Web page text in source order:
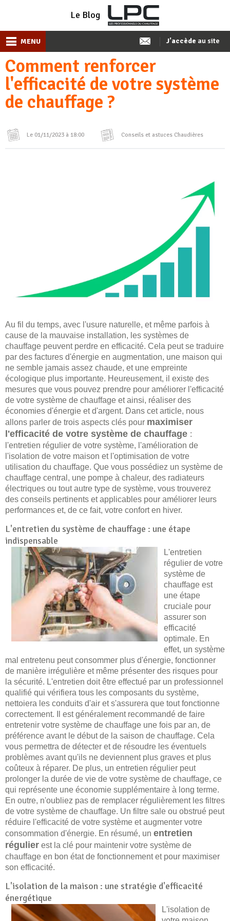
Le Blog
MENU J'accède au site
Comment renforcer
l'efficacité de votre système
de chauffage ?
Le 01/11/2023 à 18:00 Conseils et astuces Chaudières
Au fil du temps, avec l'usure naturelle, et même parfois à
cause de la mauvaise installation, les systèmes de
chauffage peuvent perdre en efficacité. Cela peut se traduire
par des factures d'énergie en augmentation, une maison qui
ne semble jamais assez chaude, et une empreinte
écologique plus importante. Heureusement, il existe des
mesures que vous pouvez prendre pour améliorer l'efficacité
de votre système de chauffage et ainsi, réaliser des
économies d'énergie et d'argent. Dans cet article, nous
allons parler de trois aspects clés pour maximiser
l'efficacité de votre système de chauffage :
l'entretien régulier de votre système, l'amélioration de
l'isolation de votre maison et l'optimisation de votre
utilisation du chauffage. Que vous possédiez un système de
chauffage central, une pompe à chaleur, des radiateurs
électriques ou tout autre type de système, vous trouverez
des conseils pertinents et applicables pour améliorer leurs
performances et, de ce fait, votre confort en hiver.
L'entretien du système de chauffage : une étape
indispensable
L'entretien
régulier de votre
système de
chauffage est
une étape
cruciale pour
assurer son
efficacité
optimale. En
effet, un système
mal entretenu peut consommer plus d'énergie, fonctionner
de manière irrégulière et même présenter des risques pour
la sécurité. L'entretien doit être effectué par un professionnel
qualifié qui vérifiera tous les composants du système,
nettoiera les conduits d'air et s'assurera que tout fonctionne
correctement. Il est généralement recommandé de faire
entretenir votre système de chauffage une fois par an, de
préférence avant le début de la saison de chauffage. Cela
vous permettra de détecter et de résoudre les éventuels
problèmes avant qu'ils ne deviennent plus graves et plus
coûteux à réparer. De plus, un entretien régulier peut
prolonger la durée de vie de votre système de chauffage, ce
qui représente une économie supplémentaire à long terme.
En outre, n'oubliez pas de remplacer régulièrement les filtres
de votre système de chauffage. Un filtre sale ou obstrué peut
réduire l'efficacité de votre système et augmenter votre
consommation d'énergie. En résumé, un entretien
régulier est la clé pour maintenir votre système de
chauffage en bon état de fonctionnement et pour maximiser
son efficacité.
L'isolation de la maison : une stratégie d'efficacité
énergétique
L'isolation de